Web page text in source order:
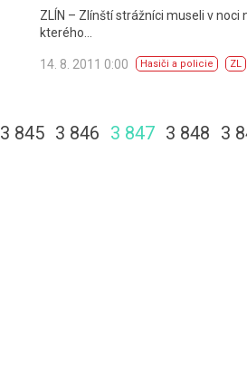
ZLÍN – Zlínští strážníci museli v
kterého…
14. 8. 2011 0:00 Hasiči a policie ZL
3 845 3 846 3 847 3 848 3